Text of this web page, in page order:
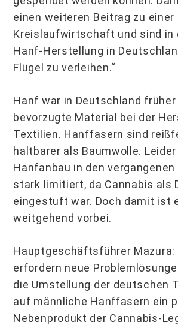
einen weiteren Beitrag zu
Kreislaufwirtschaft und sind in
Hanf-Herstellung in
Flügel zu verleihen.“
Hanf war in Deutschland früher
bevorzugte Material bei der
Textilien. Hanffasern sind
haltbarer als Baumwolle.
Hanfanbau in den
stark limitiert, da Cannabis als
eingestuft war. Doch damit ist
weitgehend vorbei.
Hauptgeschäftsführer Mazura:
erfordern neue
die Umstellung der deutschen
auf männliche Hanffasern ein
Nebenprodukt der Cannabis-